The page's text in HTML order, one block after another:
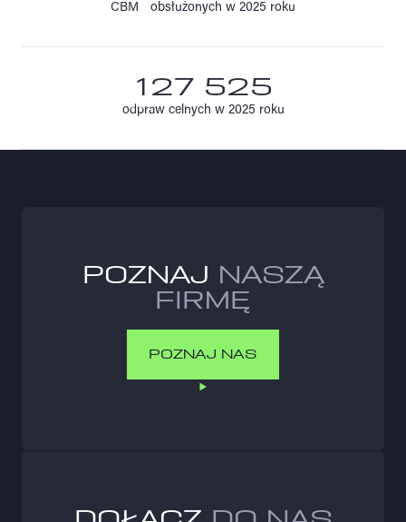
CBM obsłużonych w 2025 roku
127 525
odpraw celnych w 2025 roku
POZNAJ NASZĄ
FIRMĘ
POZNAJ NAS